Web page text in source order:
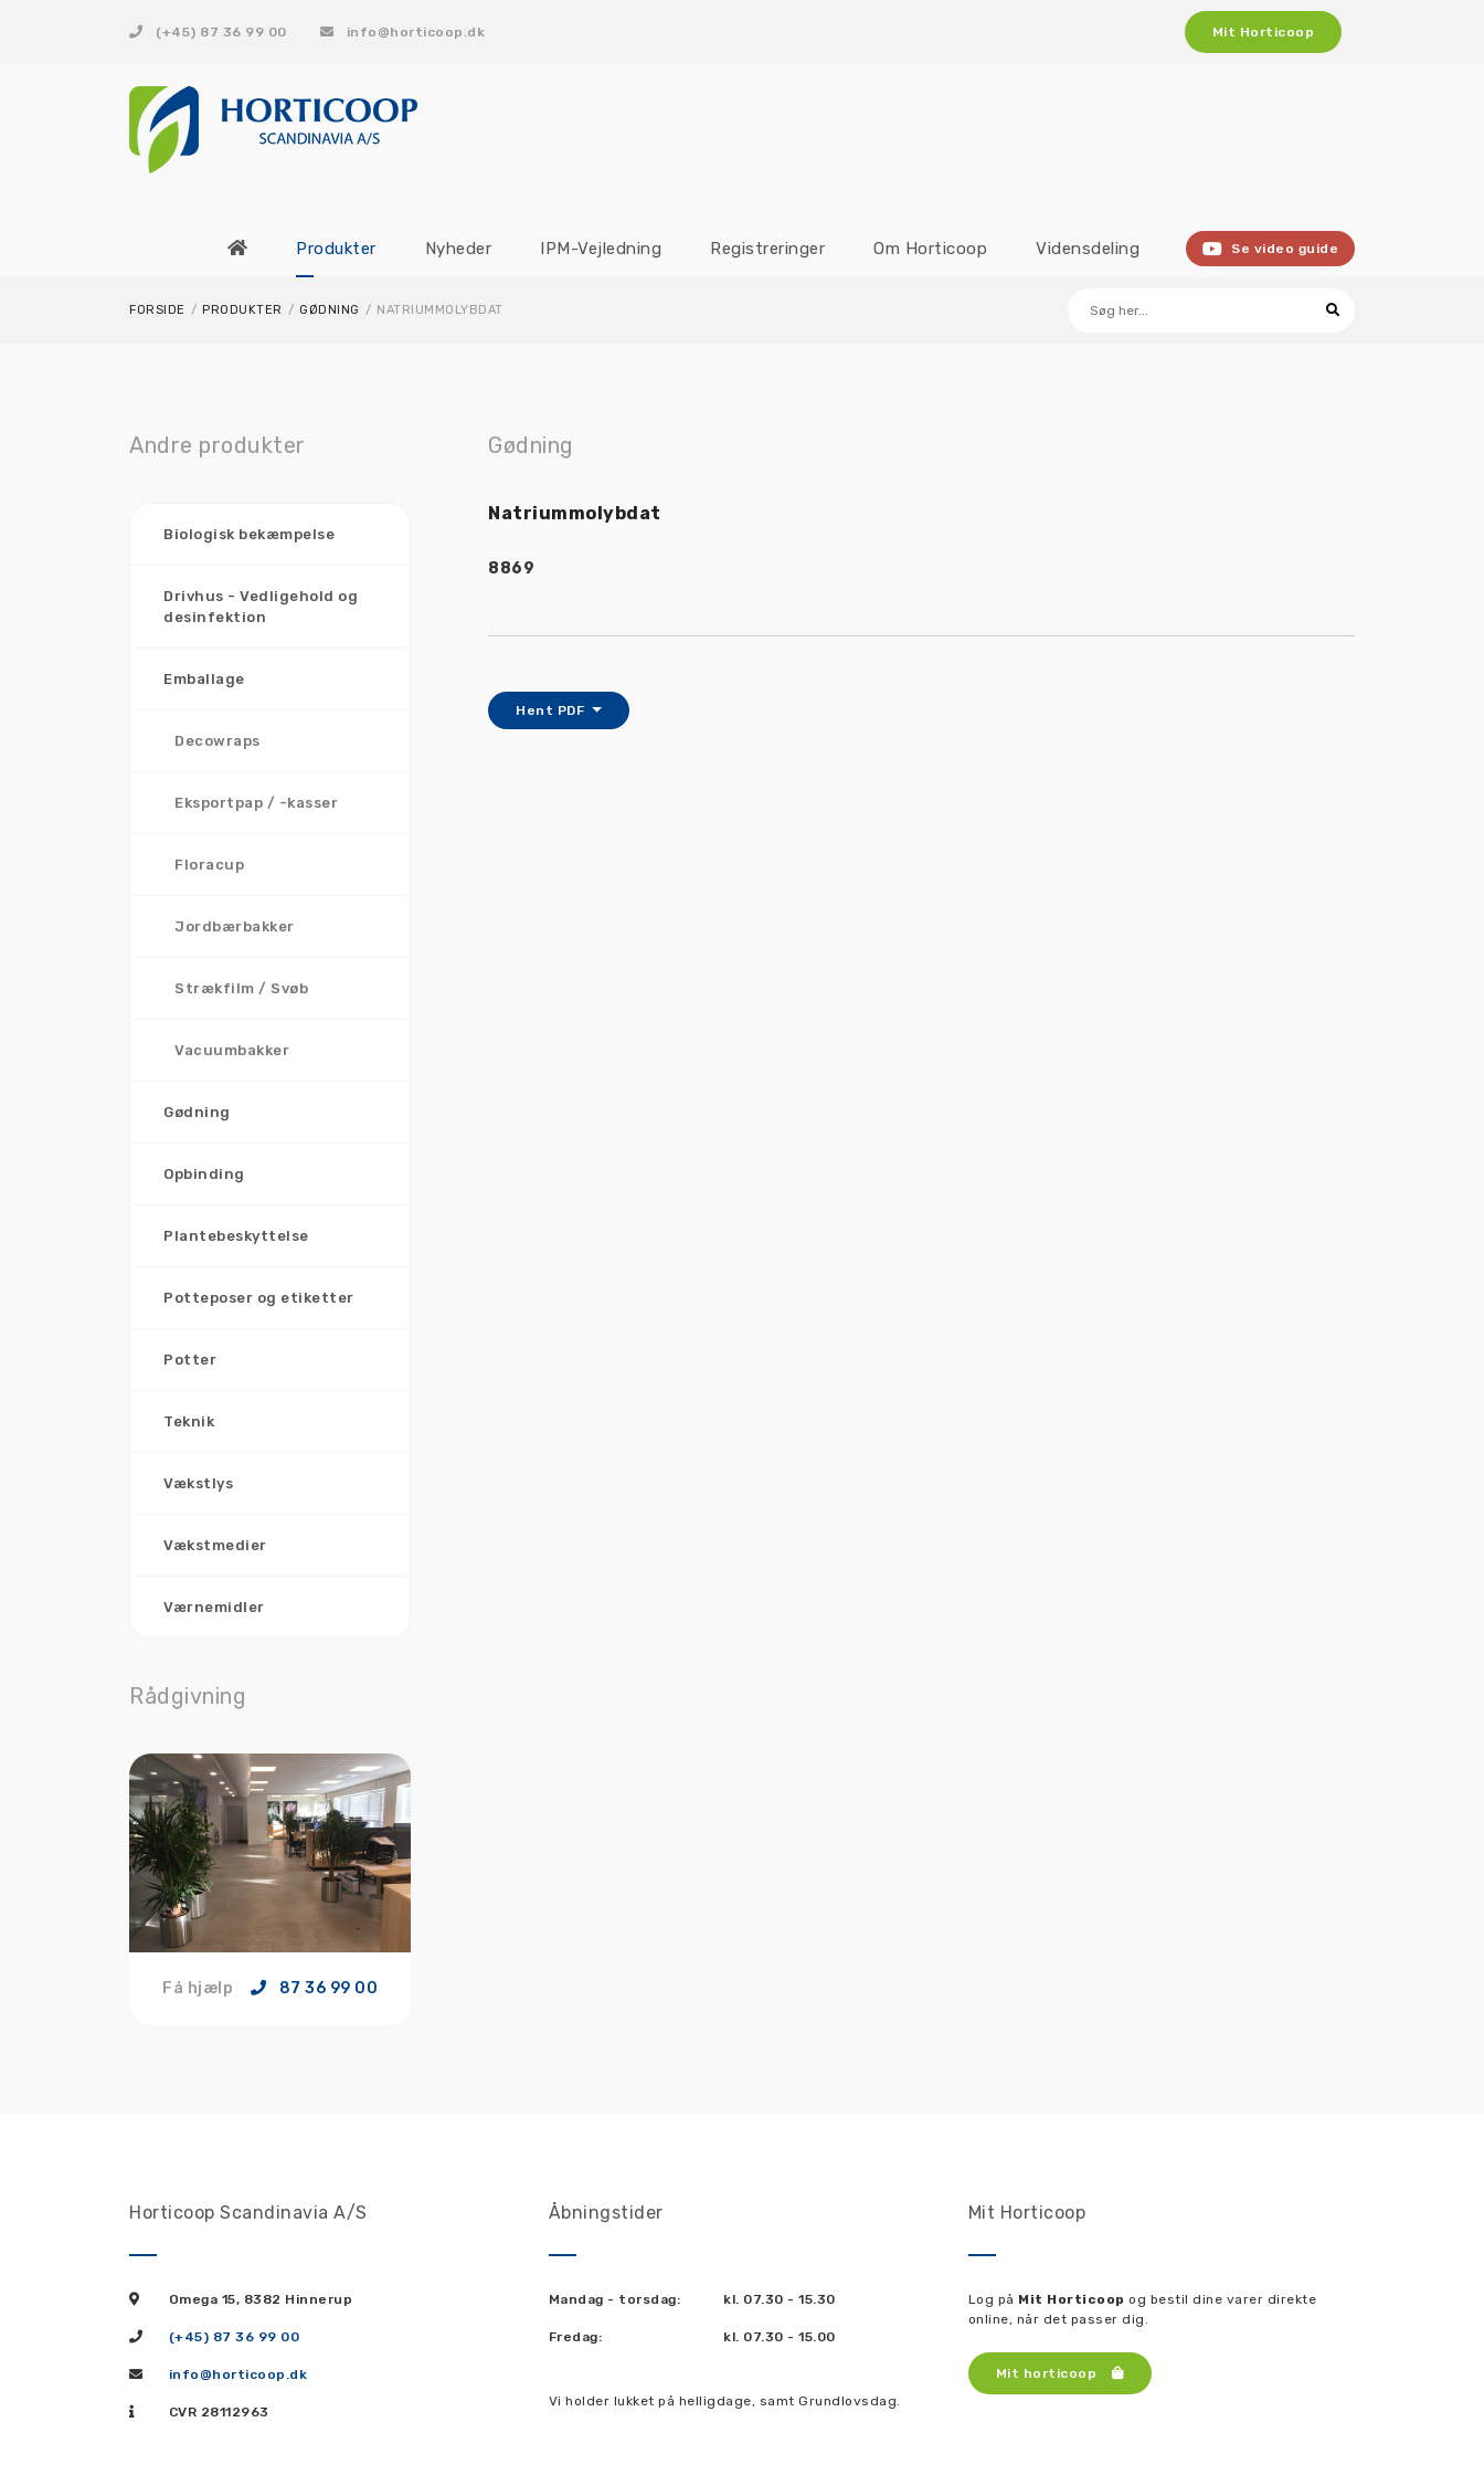
(+45) 87 36 99 00 info@horticoop.dk Mit Horticoop
Produkter Nyheder IPM-Vejledning Registreringer Om Horticoop Vidensdeling Se video guide
FORSIDE / PRODUKTER / GØDNING / NATRIUMMOLYBDAT
Andre produkter
Biologisk bekæmpelse
Drivhus - Vedligehold og
desinfektion
Emballage
Decowraps
Eksportpap / -kasser
Floracup
Jordbærbakker
Strækfilm / Svøb
Vacuumbakker
Gødning
Opbinding
Plantebeskyttelse
Potteposer og etiketter
Potter
Teknik
Vækstlys
Vækstmedier
Værnemidler
Rådgivning
Få hjælp 87 36 99 00
Gødning
Natriummolybdat
8869
Hent PDF
Horticoop Scandinavia A/S
Omega 15, 8382 Hinnerup
(+45) 87 36 99 00
info@horticoop.dk
CVR 28112963
Åbningstider
Mandag - torsdag: kl. 07.30 - 15.30
Fredag: kl. 07.30 - 15.00
Vi holder lukket på helligdage, samt Grundlovsdag.
Mit Horticoop
Log på Mit Horticoop og bestil dine varer direkte
online, når det passer dig.
Mit horticoop